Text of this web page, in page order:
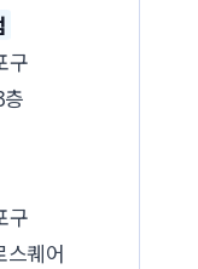
구
구
퀘어